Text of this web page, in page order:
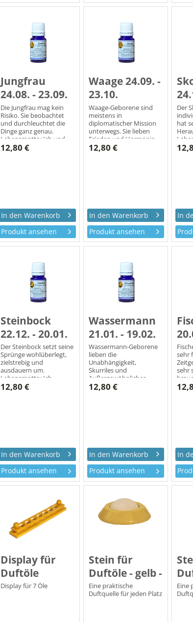
Jungfrau
24.08. - 23.09.
Die Jungfrau mag kein
Risiko. Sie beobachtet
und durchleuchtet die
Dinge ganz genau.
Lebensmotto: Ich und
mein Umfeld! Ich
12,80 €
Produkt ansehen
Waage 24.09. -
23.10.
Waage-Geborene sind
meistens in
diplomatischer Mission
unterwegs. Sie lieben
Frieden und Harmonie.
Lebensmotto: Ich gleiche
12,80 €
Produkt ansehen
Der
hat
den
Steinbock
22.12. - 20.01.
Der Steinbock setzt seine
Sprünge wohlüberlegt,
zielstrebig und
ausdauern um.
Lebensmotto: Ich
übernehme
12,80 €
Produkt ansehen
Wassermann
21.01. - 19.02.
Wassermann-Geborene
lieben die
Unabhängigkeit,
Skurriles und
Außergewöhnliches.
Doch weniger ist
12,80 €
Produkt ansehen
sehr
sehr
Display für
Duftöle
Display für 7 Öle
Stein für
Duftöle - gelb -
Eine praktische
Duftquelle für jeden Platz
Eine